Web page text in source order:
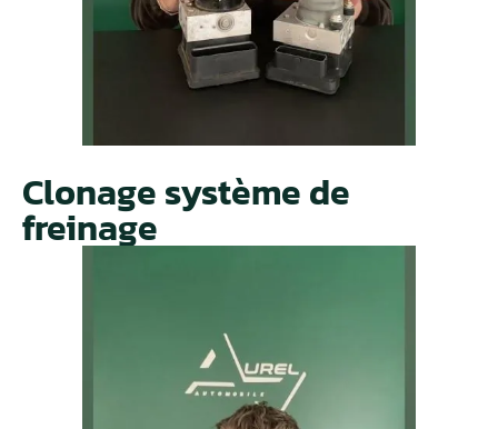
Clonage système de
freinage